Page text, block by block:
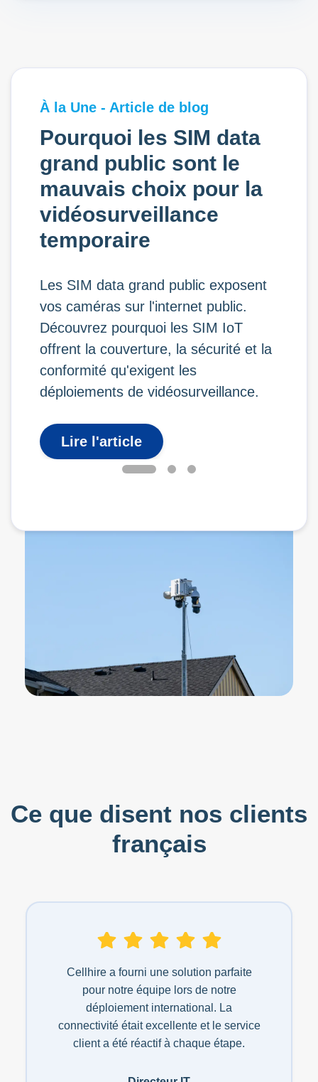
À la Une - Article de blog
Pourquoi les SIM data
grand public sont le
mauvais choix pour la
vidéosurveillance
temporaire
Les SIM data grand public exposent
vos caméras sur l'internet public.
Découvrez pourquoi les SIM IoT
offrent la couverture, la sécurité et la
conformité qu'exigent les
déploiements de vidéosurveillance.
Lire l'article
Ce que disent nos clients
français
Cellhire a fourni une solution parfaite
pour notre équipe lors de notre
déploiement international. La
connectivité était excellente et le service
client a été réactif à chaque étape.